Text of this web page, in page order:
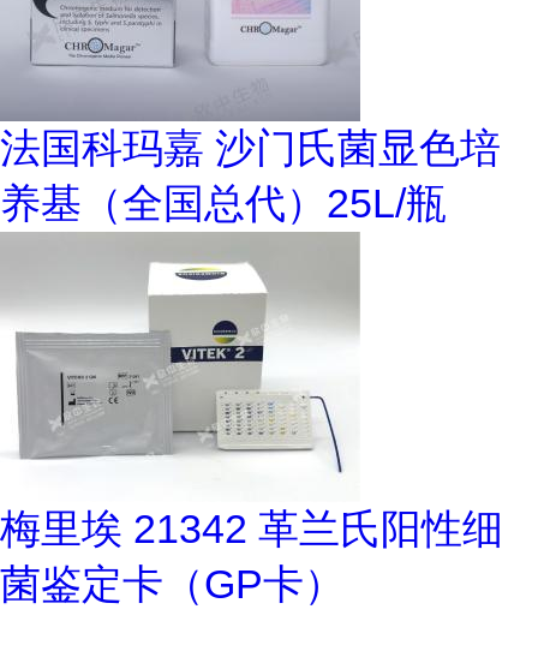
法国科玛嘉 沙门氏菌显色培
养基（全国总代）25L/瓶
梅里埃 21342 革兰氏阳性细
菌鉴定卡（GP卡）